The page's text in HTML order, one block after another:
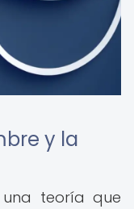
y la
teoría que